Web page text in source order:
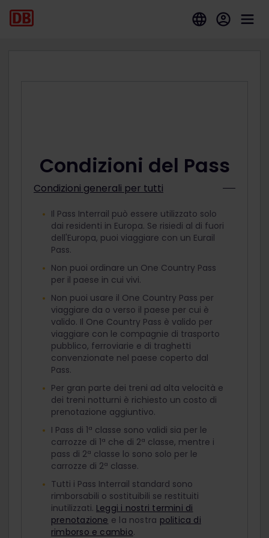
Condizioni del Pass
Condizioni generali per tutti
Il Pass Interrail può essere utilizzato solo
dai residenti in Europa. Se risiedi al di fuori
dell'Europa, puoi viaggiare con un Eurail
Pass.
Non puoi ordinare un One Country Pass
per il paese in cui vivi.
Non puoi usare il One Country Pass per
viaggiare da o verso il paese per cui è
valido. Il One Country Pass è valido per
viaggiare con le compagnie di trasporto
pubblico, ferroviarie e di traghetti
convenzionate nel paese coperto dal
Pass.
Per gran parte dei treni ad alta velocità e
dei treni notturni è richiesto un costo di
prenotazione aggiuntivo.
I Pass di 1ª classe sono validi sia per le
carrozze di 1ª che di 2ª classe, mentre i
pass di 2ª classe lo sono solo per le
carrozze di 2ª classe.
Tutti i Pass Interrail standard sono
rimborsabili o sostituibili se restituiti
inutilizzati. Leggi i nostri termini di
prenotazione e la nostra politica di
rimborso e cambio.